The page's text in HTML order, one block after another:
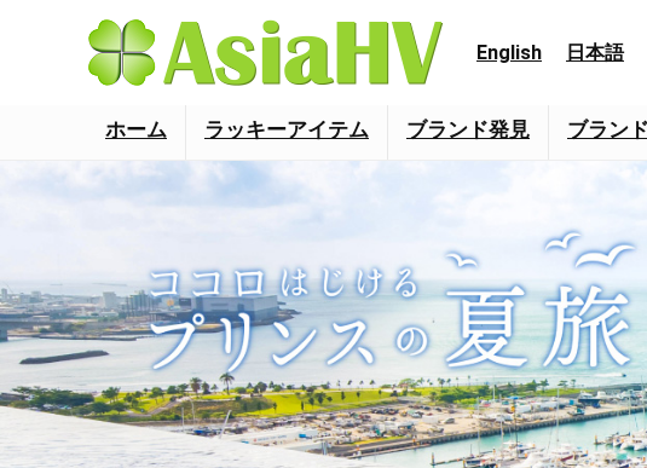
English 日本語
ホーム ラッキーアイテム ブランド発見 ブラン